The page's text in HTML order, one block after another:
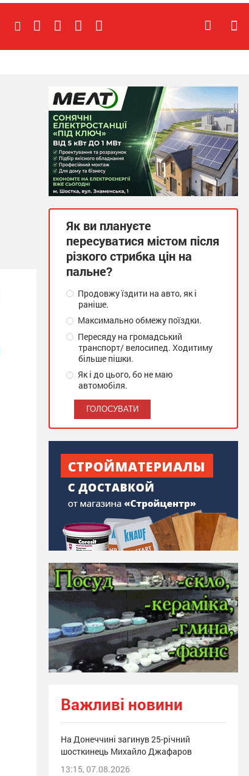
Як ви плануєте
пересуватися містом після
різкого стрибка цін на
пальне?
Продовжу їздити на авто, як і
раніше.
Максимально обмежу поїздки.
Пересяду на громадський
транспорт/ велосипед. Ходитиму
більше пішки.
Як і до цього, бо не маю
автомобіля.
Важливі новини
На Донеччині загинув 25-річний
шосткинець Михайло Джафаров
13:15, 07.08.2026